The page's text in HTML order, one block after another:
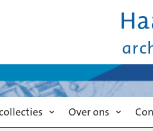
Over ons